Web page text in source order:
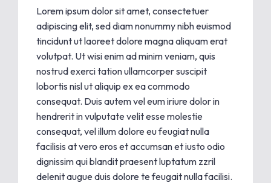
Lorem ipsum dolor sit amet, consectetuer
adipiscing elit, sed diam nonummy nibh euismod
tincidunt ut laoreet dolore magna aliquam erat
volutpat. Ut wisi enim ad minim veniam, quis
nostrud exerci tation ullamcorper suscipit
lobortis nisl ut aliquip ex ea commodo
consequat. Duis autem vel eum iriure dolor in
hendrerit in vulputate velit esse molestie
consequat, vel illum dolore eu feugiat nulla
facilisis at vero eros et accumsan et iusto odio
dignissim qui blandit praesent luptatum zzril
delenit augue duis dolore te feugait nulla facilisi.